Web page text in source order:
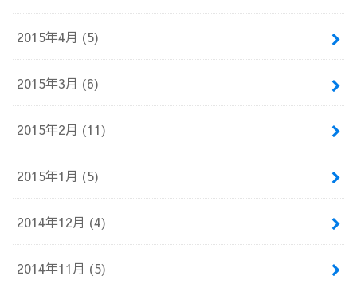
2015年4月 (5)
2015年3月 (6)
2015年2月 (11)
2015年1月 (5)
2014年12月 (4)
2014年11月 (5)